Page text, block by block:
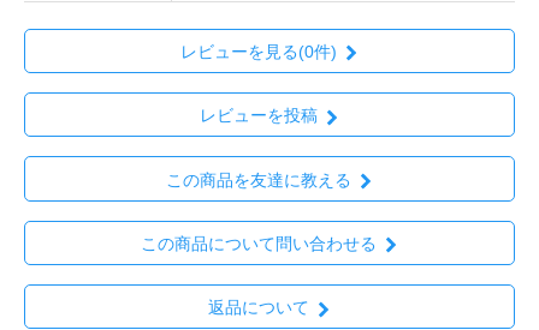
レビューを見る(0件)
レビューを投稿
この商品を友達に教える
この商品について問い合わせる
返品について